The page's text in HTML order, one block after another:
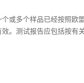
多个样品已经按照欧盟
。测试报告应包括按有